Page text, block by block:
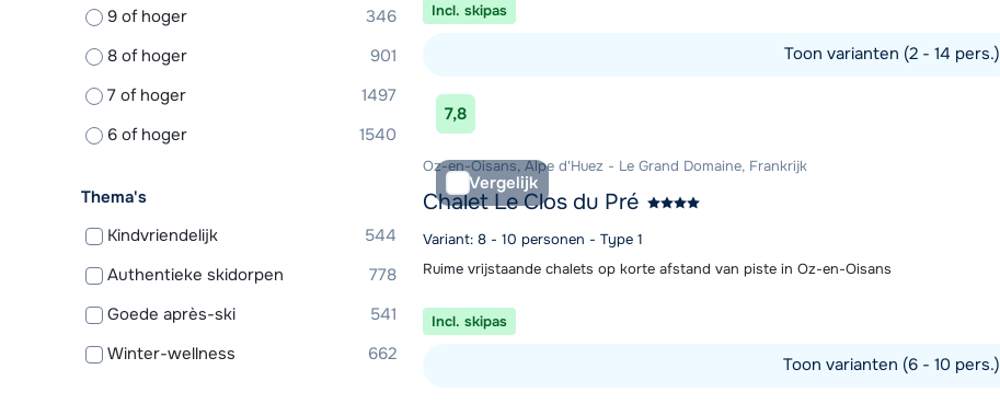
Incl. skipas
Toon varianten (2 - 14 pers.)
Bekijk accommodatie
7,8
Vergelijk
Oz-en-Oisans, Alpe d'Huez - Le Grand Domaine, Frankrijk
Chalet Le Clos du Pré
Variant: 8 - 10 personen - Type 1
Ruime vrijstaande chalets op korte afstand van piste in Oz-en-Oisans
Incl. skipas
Toon varianten (6 - 10 pers.)
9 of hoger
346
8 of hoger
901
7 of hoger
1497
6 of hoger
1540
Thema's
Kindvriendelijk
544
Authentieke skidorpen
778
Goede après-ski
541
Winter-wellness
662